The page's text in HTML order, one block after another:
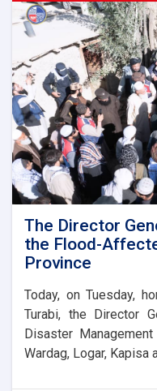
laid
the
foundation
stone
for
the
new
building
of
the
Parwan
Province
Disaster
The Director
the Flood-
Province
Today, on Tuesday,
Turabi, the Director
Disaster
Wardag, Logar, Kapisa